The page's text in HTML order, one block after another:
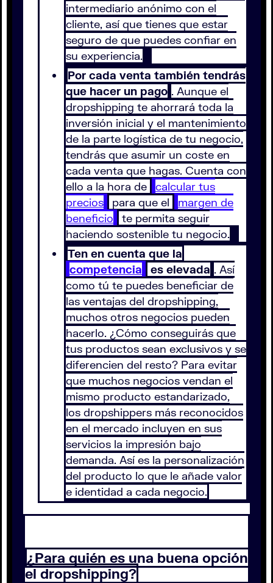
intermediario anónimo con el
cliente, así que tienes que estar
seguro de que puedes confiar en
su experiencia.
Por cada venta también tendrás
que hacer un pago . Aunque el
dropshipping te ahorrará toda la
inversión inicial y el mantenimiento
de la parte logística de tu negocio,
tendrás que asumir un coste en
cada venta que hagas. Cuenta con
ello a la hora de
calcular tus
precios
para que el
margen de
beneficio
te permita seguir
haciendo sostenible tu negocio.
Ten en cuenta que la
competencia
es elevada . Así
como tú te puedes beneficiar de
las ventajas del dropshipping,
muchos otros negocios pueden
hacerlo. ¿Cómo conseguirás que
tus productos sean exclusivos y se
diferencien del resto? Para evitar
que muchos negocios vendan el
mismo producto estandarizado,
los dropshippers más reconocidos
en el mercado incluyen en sus
servicios la impresión bajo
demanda. Así es la personalización
del producto lo que le añade valor
e identidad a cada negocio.
¿Para quién es una buena opción
el dropshipping?